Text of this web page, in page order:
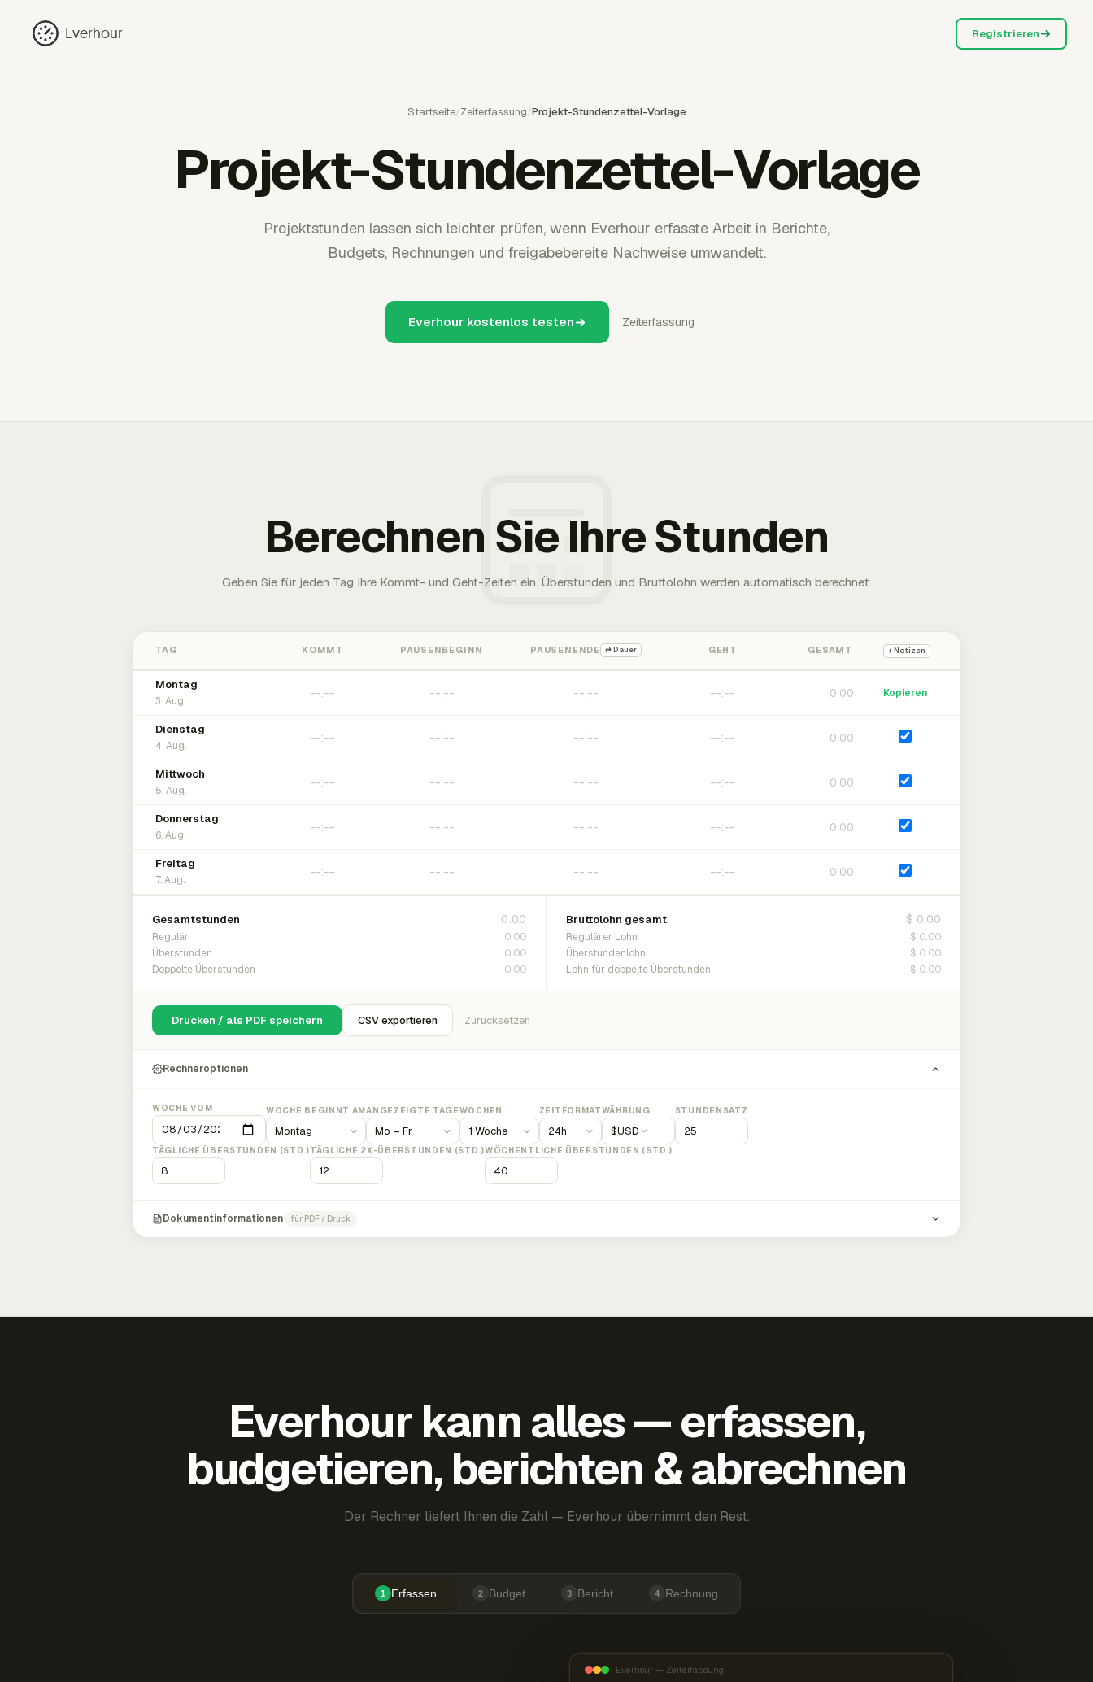
Everhour Registrieren
Startseite/Zeiterfassung/Projekt-Stundenzettel-Vorlage
Projekt-Stundenzettel-Vorlage
Projektstunden lassen sich leichter prüfen, wenn Everhour erfasste Arbeit in Berichte,
Budgets, Rechnungen und freigabebereite Nachweise umwandelt.
Everhour kostenlos testen Zeiterfassung
Berechnen Sie Ihre Stunden
Geben Sie für jeden Tag Ihre Kommt- und Geht-Zeiten ein. Überstunden und Bruttolohn werden automatisch berechnet.
TAG KOMMT PAUSENBEGINN PAUSENENDE ⇄ Dauer GEHT GESAMT + Notizen
Montag
3. Aug.
0:00 Kopieren
Dienstag
4. Aug.
0:00
Mittwoch
5. Aug.
0:00
Donnerstag
6. Aug.
0:00
Freitag
7. Aug.
0:00
Gesamtstunden 0:00
Regulär 0:00
Überstunden 0:00
Doppelte Überstunden 0:00
Bruttolohn gesamt $ 0.00
Regulärer Lohn $ 0.00
Überstundenlohn $ 0.00
Lohn für doppelte Überstunden $ 0.00
Drucken / als PDF speichern CSV exportieren Zurücksetzen
Rechneroptionen
WOCHE VOM WOCHE BEGINNT AMANGEZEIGTE TAGEWOCHEN ZEITFORMATWÄHRUNG
$USD
STUNDENSATZ
TÄGLICHE ÜBERSTUNDEN (STD.)TÄGLICHE 2X-ÜBERSTUNDEN (STD.)WÖCHENTLICHE ÜBERSTUNDEN (STD.)
Dokumentinformationen für PDF / Druck
Everhour kann alles — erfassen,
budgetieren, berichten & abrechnen
Der Rechner liefert Ihnen die Zahl — Everhour übernimmt den Rest.
1 Erfassen 2 Budget 3 Bericht 4 Rechnung
Everhour — Zeiterfassung